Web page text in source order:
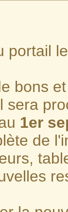
portail
bons
sera
1er
de